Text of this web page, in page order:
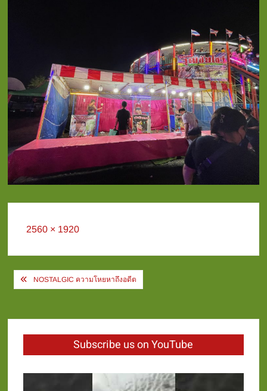
Full
2560 × 1920
PostNOSTALGIC ความโหยหาถึงอดีต
Subscribe us on YouTube